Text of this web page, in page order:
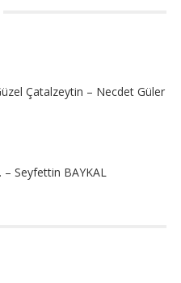
Çatalzeytin – Necdet Güler
– Seyfettin BAYKAL